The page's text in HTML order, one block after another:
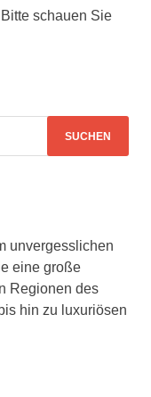
Bitte schauen Sie
unvergesslichen
eine große
Regionen des
hin zu luxuriösen